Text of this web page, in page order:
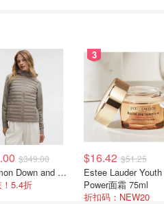
$349.00
lululemon Down and Around 羽绒夹克
5.4折
3
$16.42 $51.25
Estee Lauder Youth
Power面霜 75ml
折扣码：NEW20